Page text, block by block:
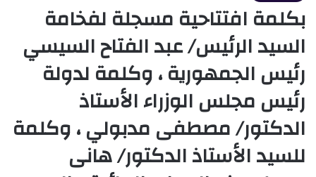
بكلمة افتتاحية مسجلة لفخامة
السيد الرئيس/ عبد الفتاح السيسي
رئيس الجمهورية ، وكلمة لدولة
رئيس مجلس الوزراء الأستاذ
الدكتور/ مصطفى مدبولي ، وكلمة
للسيد الأستاذ الدكتور/ هانى